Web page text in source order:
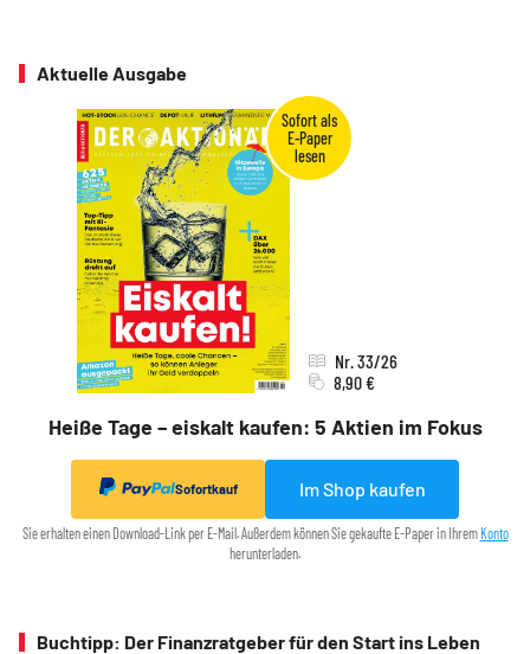
Aktuelle Ausgabe
Heiße Tage – eiskalt kaufen: 5 Aktien im Fokus
Nr. 33/26
8,90 €
Sofortkauf Im Shop kaufen
Sie erhalten einen Download-Link per E-Mail. Außerdem können Sie gekaufte E-Paper in Ihrem Konto
herunterladen.
Buchtipp: Der Finanzratgeber für den Start ins Leben